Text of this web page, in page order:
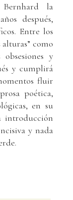
la
después,
Entre los
como
y
y cumplirá
fluir
poética,
en su
introducción
y nada